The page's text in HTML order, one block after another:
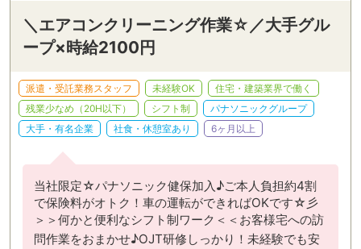
＼エアコンクリーニング作業☆／大手グル
ープ×時給2100円
派遣・受託業務スタッフ 未経験OK
住宅・建築業界で働く
残業少なめ（20H以下）
シフト制
パナソニックグループ
大手・有名企業
社食・休憩室あり 6ヶ月以上
当社限定☆パナソニック健保加入♪ご本人負担約4割
で保険料がオトク！車の運転ができればOKです☆彡
＞＞何かと便利なシフト制ワーク＜＜お客様宅への訪
問作業をおまかせ♪OJT研修しっかり！未経験でも安